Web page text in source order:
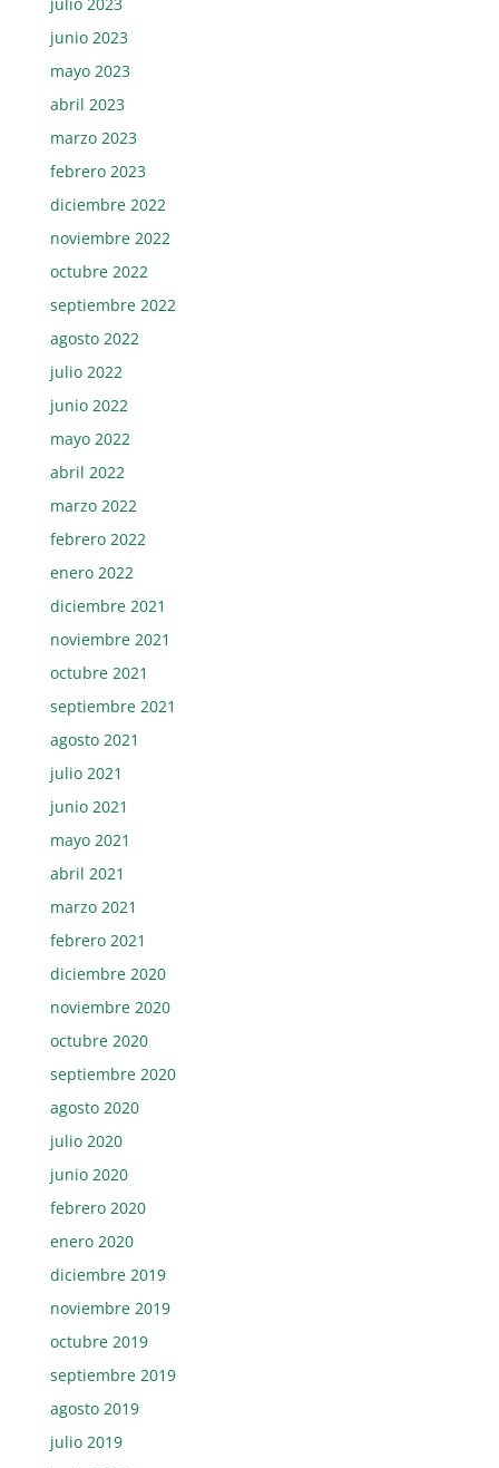
junio 2023
mayo 2023
abril 2023
marzo 2023
febrero 2023
diciembre 2022
noviembre 2022
octubre 2022
septiembre 2022
agosto 2022
julio 2022
junio 2022
mayo 2022
abril 2022
marzo 2022
febrero 2022
enero 2022
diciembre 2021
noviembre 2021
octubre 2021
septiembre 2021
agosto 2021
julio 2021
junio 2021
mayo 2021
abril 2021
marzo 2021
febrero 2021
diciembre 2020
noviembre 2020
octubre 2020
septiembre 2020
agosto 2020
julio 2020
junio 2020
febrero 2020
enero 2020
diciembre 2019
noviembre 2019
octubre 2019
septiembre 2019
agosto 2019
julio 2019